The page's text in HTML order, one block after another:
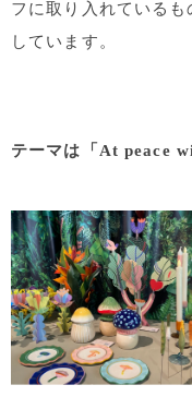
フに取り入れている
しています。
テーマは「At peace